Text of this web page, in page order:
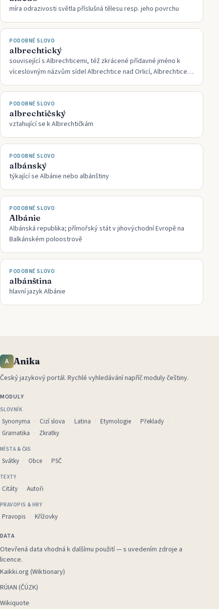
míra odrazivosti světla příslušná tělesu resp. jeho povrchu
PODOBNÉ SLOVO
albrechtický
související s Albrechticemi, též zkrácené přídavné jméno k
víceslovným názvům sídel Albrechtice nad Orlicí, Albrechtice
nad Vltavou a Albrechtice v Jizerských horách
PODOBNÉ SLOVO
albrechtičský
vztahující se k Albrechtičkám
PODOBNÉ SLOVO
albánský
týkající se Albánie nebo albánštiny
PODOBNÉ SLOVO
Albánie
Albánská republika; přímořský stát v jihovýchodní Evropě na
Balkánském poloostrově
PODOBNÉ SLOVO
albánština
hlavní jazyk Albánie
A Anika
Český jazykový portál. Rychlé vyhledávání napříč moduly češtiny.
MODULY
SLOVNÍK
Synonyma Cizí slova Latina Etymologie
Překlady
Gramatika
Zkratky
MÍSTA & ČAS
Svátky Obce PSČ
TEXTY
Citáty Autoři
PRAVOPIS & HRY
Pravopis Křížovky
DATA
Otevřená data vhodná k dalšímu použití — s uvedením zdroje a
licence.
Kaikki.org (Wiktionary)
RÚIAN (ČÚZK)
Wikiquote